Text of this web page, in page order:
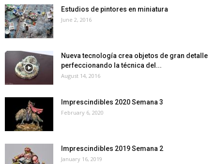
Estudios de pintores en miniatura
June 2, 2016
Nueva tecnología crea objetos de gran detalle
perfeccionando la técnica del...
August 14, 2016
Imprescindibles 2020 Semana 3
February 6, 2020
Imprescindibles 2019 Semana 2
January 16, 2019